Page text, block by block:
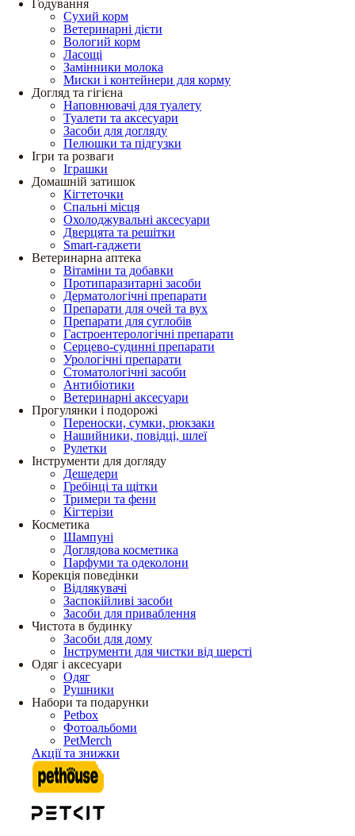
Годування
Сухий корм
Ветеринарні дієти
Вологий корм
Ласощі
Замінники молока
Миски і контейнери для корму
Догляд та гігієна
Наповнювачі для туалету
Туалети та аксесуари
Засоби для догляду
Пелюшки та підгузки
Ігри та розваги
Іграшки
Домашній затишок
Кігтеточки
Спальні місця
Охолоджувальні аксесуари
Дверцята та решітки
Smart-гаджети
Ветеринарна аптека
Вітаміни та добавки
Протипаразитарні засоби
Дерматологічні препарати
Препарати для очей та вух
Препарати для суглобів
Гастроентерологічні препарати
Серцево-судинні препарати
Урологічні препарати
Стоматологічні засоби
Антибіотики
Ветеринарні аксесуари
Прогулянки і подорожі
Переноски, сумки, рюкзаки
Нашийники, повідці, шлеї
Рулетки
Інструменти для догляду
Дешедери
Гребінці та щітки
Тримери та фени
Кігтерізи
Косметика
Шампуні
Доглядова косметика
Парфуми та одеколони
Корекція поведінки
Відлякувачі
Заспокійливі засоби
Засоби для приваблення
Чистота в будинку
Засоби для дому
Інструменти для чистки від шерсті
Одяг і аксесуари
Одяг
Рушники
Набори та подарунки
Petbox
Фотоальбоми
PetMerch
Акції та знижки